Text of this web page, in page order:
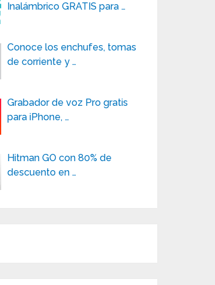
Inalámbrico GRATIS para …
Conoce los enchufes, tomas
de corriente y …
Grabador de voz Pro gratis
para iPhone, …
Hitman GO con 80% de
descuento en …